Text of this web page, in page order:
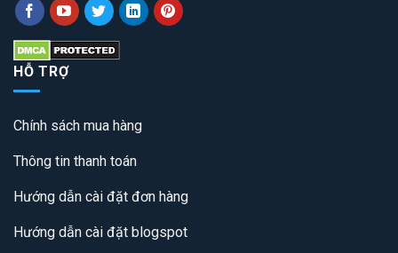
HỖ TRỢ
Chính sách mua hàng
Thông tin thanh toán
Hướng dẫn cài đặt đơn hàng
Hướng dẫn cài đặt blogspot